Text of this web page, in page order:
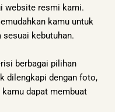
website resmi kami.
kamu untuk
kebutuhan.
berbagai pilihan
dilengkapi dengan foto,
dapat membuat